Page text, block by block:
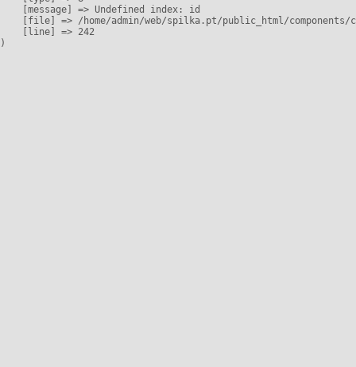
    [message] => Undefined index: id
[file] => /home/admin/web/spilka.pt/public_html/
    [line] => 242